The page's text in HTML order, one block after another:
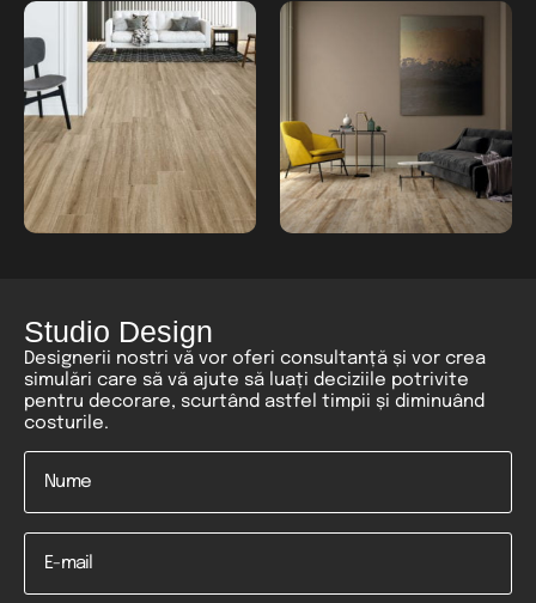
Studio Design
Designerii nostri vă vor oferi consultanță și vor crea
simulări care să vă ajute să luați deciziile potrivite
pentru decorare, scurtând astfel timpii și diminuând
costurile.
Nume
Email